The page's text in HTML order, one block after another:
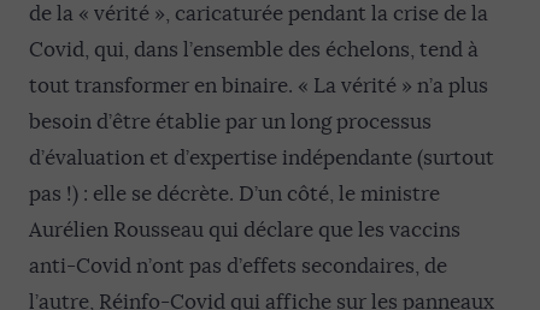
de la « vérité », caricaturée pendant la crise de la
Covid, qui, dans l’ensemble des échelons, tend à
tout transformer en binaire. « La vérité » n’a plus
besoin d’être établie par un long processus
d’évaluation et d’expertise indépendante (surtout
pas !) : elle se décrète. D’un côté, le ministre
Aurélien Rousseau qui déclare que les vaccins
anti-Covid n’ont pas d’effets secondaires, de
l’autre, Réinfo-Covid qui affiche sur les panneaux